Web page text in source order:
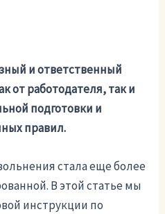
и ответственный
от работодателя, так и
подготовки и
правил.
стала еще более
В этой статье мы
инструкции по